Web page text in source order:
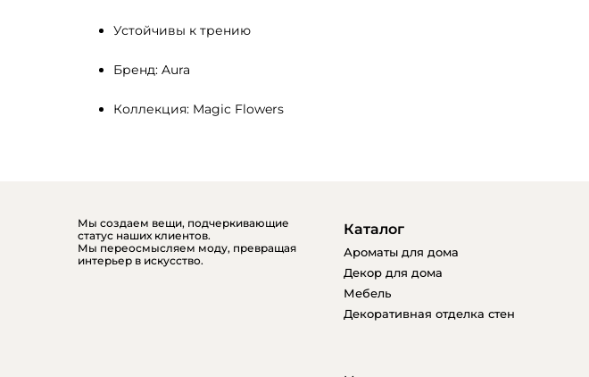
Устойчивы к трению
Бренд: Aura
Коллекция: Magic Flowers
Мы создаем вещи, подчеркивающие
статус наших клиентов.
Мы переосмысляем моду, превращая
интерьер в искусство.
Каталог
Ароматы для дома
Декор для дома
Мебель
Декоративная отделка стен